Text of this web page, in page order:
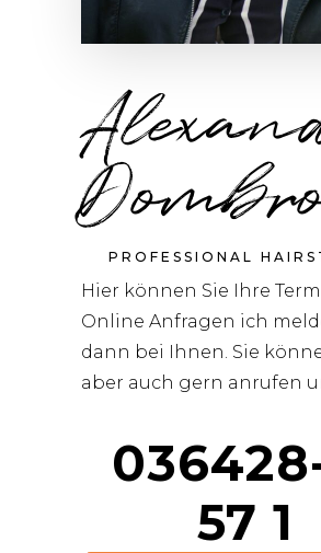
PROFESSIONAL
Hier können Sie Ihre
Online Anfragen ich
dann bei Ihnen. Sie
aber auch gern anrufen
57 1